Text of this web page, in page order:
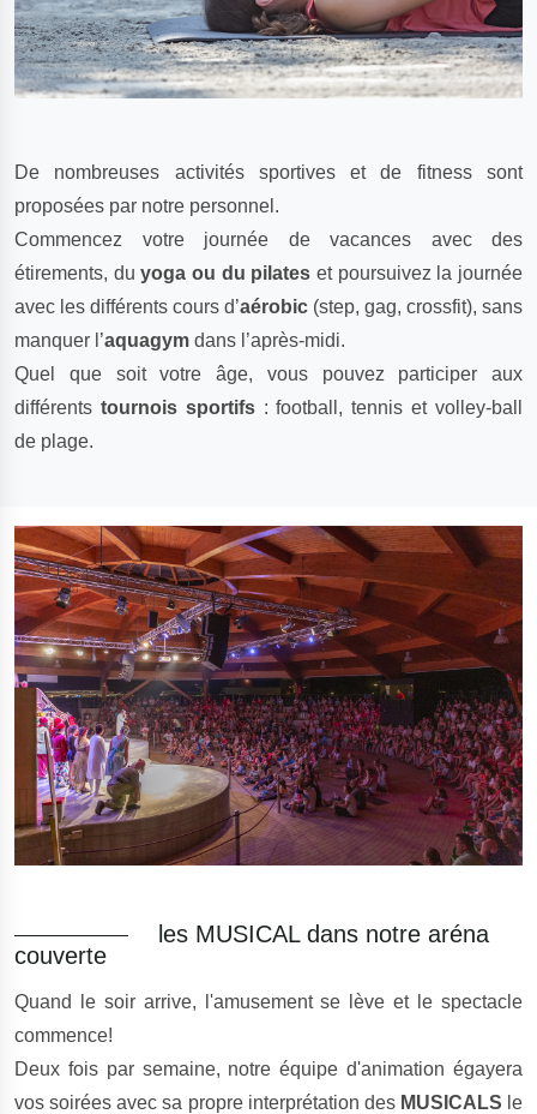
De nombreuses activités sportives et de fitness sont
proposées par notre personnel.
Commencez votre journée de vacances avec des
étirements, duyoga ou du pilates et poursuivez la journée
avec les différents cours d’aérobic (step, gag, crossfit), sans
manquer l’aquagym dans l’après-midi.
Quel que soit votre âge, vous pouvez participer aux
différents tournois sportifs: football, tennis et volley-ball
de plage.
les MUSICAL dans notre aréna
couverte
Quand le soir arrive, l'amusement se lève et le spectacle
commence!
Deux fois par semaine, notre équipe d'animation égayera
vos soirées avec sa propre interprétation des MUSICALS le